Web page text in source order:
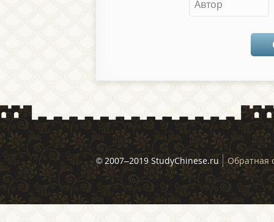
© 2007–2019 StudyChinese.ru Обратная